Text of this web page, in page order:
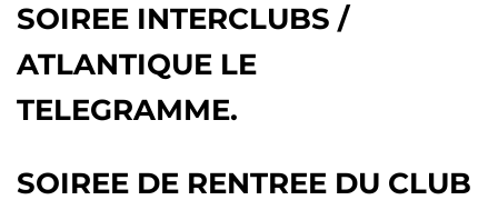
SOIREE INTERCLUBS /
ATLANTIQUE LE
TELEGRAMME.
SOIREE DE RENTREE DU CLUB